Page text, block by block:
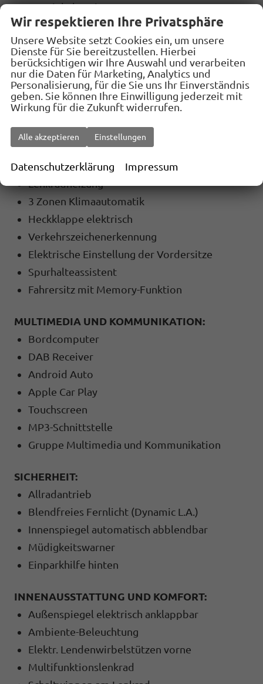
Totwinkel-Assistent
Teilleder
Virtual Cockpit
Induktions-Ladestation
Navigationssystem
Fernlichtassistent (Light Assist)
Abstandstempomat (Adaptive Cruise Control)
Einparkhilfe vorne
Keyless Entry
Sitzheizung vorne
Lenkradheizung
3 Zonen Klimaautomatik
Heckklappe elektrisch
Verkehrszeichenerkennung
Elektrische Einstellung der Vordersitze
Spurhalteassistent
Fahrersitz mit Memory-Funktion
MULTIMEDIA UND KOMMUNIKATION:
Bordcomputer
DAB Receiver
Android Auto
Apple Car Play
Touchscreen
MP3-Schnittstelle
Gruppe Multimedia und Kommunikation
SICHERHEIT:
Allradantrieb
Blendfreies Fernlicht (Dynamic L.A.)
Innenspiegel automatisch abblendbar
Müdigkeitswarner
Einparkhilfe hinten
INNENAUSSTATTUNG UND KOMFORT:
Außenspiegel elektrisch anklappbar
Ambiente-Beleuchtung
Elektr. Lendenwirbelstützen vorne
Multifunktionslenkrad
Wir respektieren Ihre Privatsphäre
Unsere Website setzt Cookies ein, um unsere
Dienste für Sie bereitzustellen. Hierbei
berücksichtigen wir Ihre Auswahl und verarbeiten
nur die Daten für Marketing, Analytics und
Personalisierung, für die Sie uns Ihr Einverständnis
geben. Sie können Ihre Einwilligung jederzeit mit
Wirkung für die Zukunft widerrufen.
Alle akzeptieren Einstellungen
Datenschutzerklärung Impressum